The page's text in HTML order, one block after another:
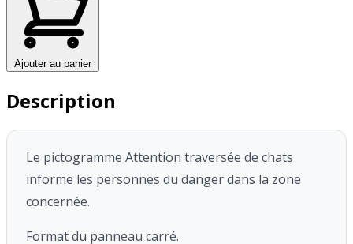
Ajouter au panier
Description
Le pictogramme Attention traversée de chats
informe les personnes du danger dans la zone
concernée.
Format du panneau carré.